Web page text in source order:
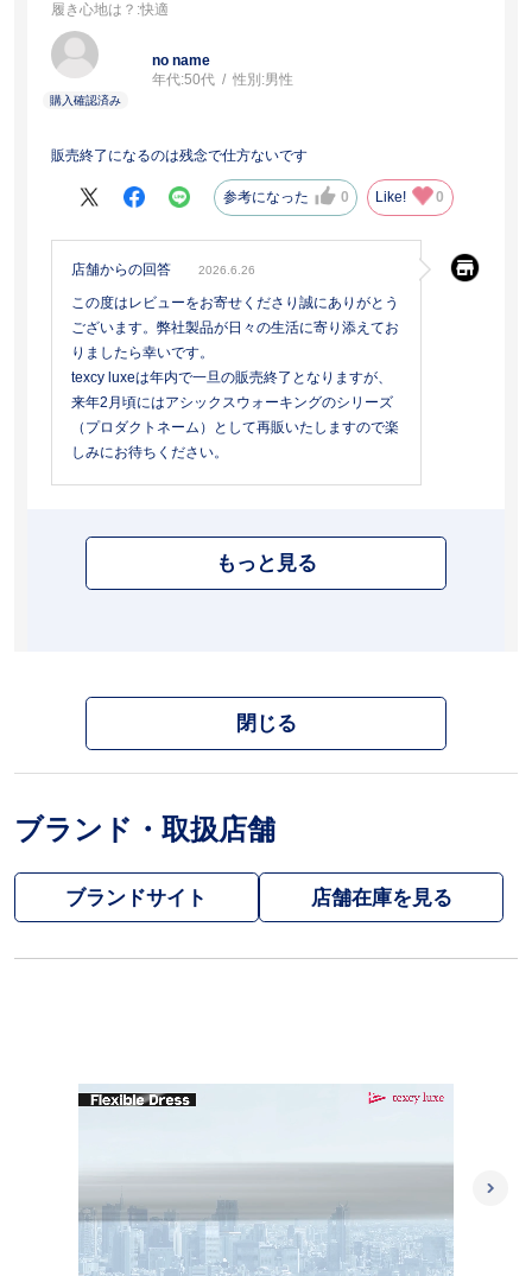
履き心地は？ :快適
no name
年代:50代 性別:男性
販売終了になるのは残念で仕方ないです
参考になった 0 Like! 0
店舗からの回答 2026.6.26
この度はレビューをお寄せくださり誠にありがとう
ございます。弊社製品が日々の生活に寄り添えてお
りましたら幸いです。
texcy luxeは年内で一旦の販売終了となりますが、
来年2月頃にはアシックスウォーキングのシリーズ
（プロダクトネーム）として再販いたしますので楽
しみにお待ちください。
もっと見る
閉じる
ブランド・取扱店舗
ブランドサイト
/
L